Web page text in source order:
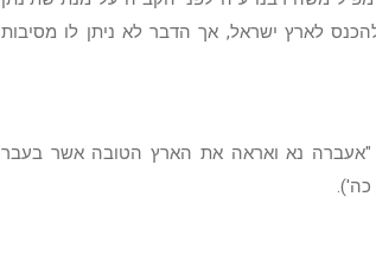
לארץ ישראל, אך הדבר לא ניתן לו מסיבות
נא ואראה את הארץ הטובה אשר בעבר
כה').